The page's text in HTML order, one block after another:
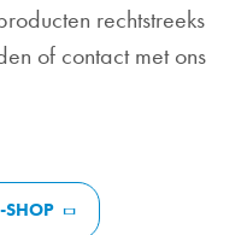
rechtstreeks
of contact met ons
SHOP